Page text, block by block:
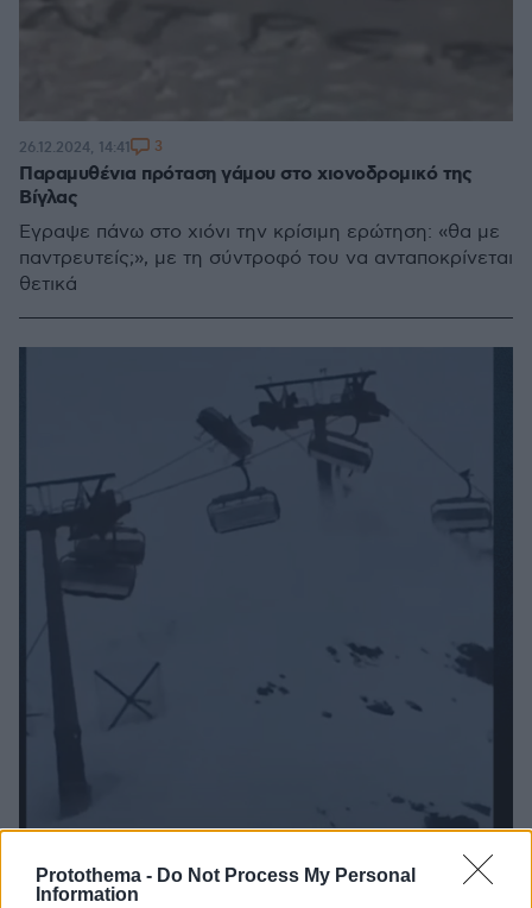
Protothema - Do Not Process My Personal
Information
Παραμυθένια πρόταση γάμου στο χιονοδρομικό της
Βίγλας
Έγραψε πάνω στο χιόνι την κρίσιμη ερώτηση: «θα με
παντρευτείς;», με τη σύντροφό του να ανταποκρίνεται
θετικά
26.12.2024, 14:41 3
Στιγμές τρόμου σε χιονοδρομικό της Ιταλίας - Τα λιφτ
02.04.2024, 15:51 1